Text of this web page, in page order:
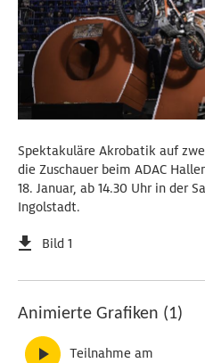
Spektakuläre Akrobatik auf
die Zuschauer beim ADAC
18. Januar, ab 14.30 Uhr in der
Ingolstadt.
Bild 1
Animierte Grafiken (1)
Teilnahme am